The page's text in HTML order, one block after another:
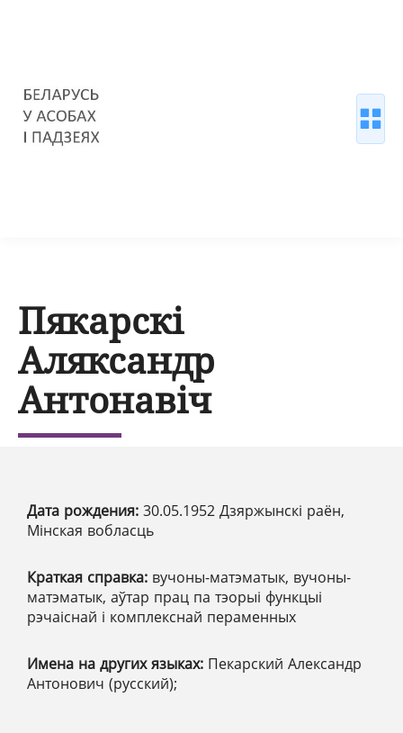
Пякарскі
Аляксандр
Антонавіч
Дата рождения: 30.05.1952 Дзяржынскі раён,
Мінская вобласць
Краткая справка: вучоны-матэматык, вучоны-
матэматык, аўтар прац па тэорыі функцыі
рэчаіснай і комплекснай пераменных
Имена на других языках: Пекарский Александр
Антонович (русский);